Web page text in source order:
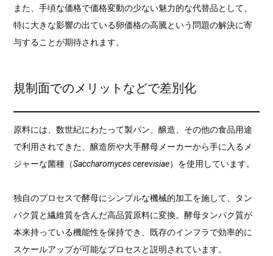
また、手頃な価格で価格変動の少ない魅力的な代替品として、
特に大きな影響の出ている卵価格の高騰という問題の解決に寄
与することが期待されます。
規制面でのメリットなどで差別化
原料には、数世紀にわたって製パン、醸造、その他の食品用途
で利用されてきた、醸造所や大手酵母メーカーから手に入るメ
ジャーな菌種（Saccharomyces cerevisiae）を使用しています。
独自のプロセスで酵母にシンプルな機械的加工を施して、タン
パク質と繊維質を含んだ高品質原料に変換。酵母タンパク質が
本来持っている機能性を保持でき、既存のインフラで効率的に
スケールアップが可能なプロセスと説明されています。